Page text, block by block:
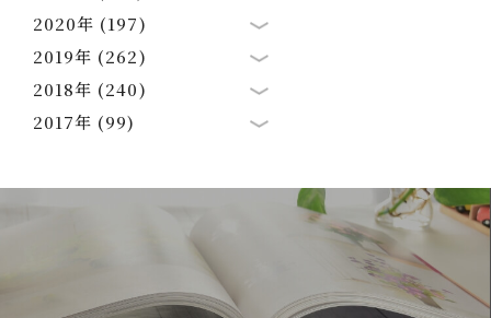
2020年 (197)
2019年 (262)
2018年 (240)
2017年 (99)